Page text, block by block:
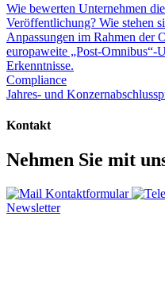
Wie bewerten Unternehmen
Veröffentlichung? Wie stehen
Anpassungen im Rahmen der
europaweite „Post-Omnibus“-
Erkenntnisse.
Compliance
Jahres- und
Kontakt
Nehmen Sie mit
Kontaktformular
Newsletter